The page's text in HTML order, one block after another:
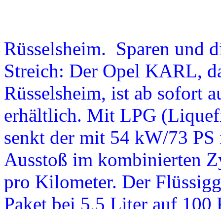
Rüsselsheim. Sparen und
Streich: Der Opel KARL,
Rüsselsheim, ist ab sofort
erhältlich. Mit LPG
senkt der mit 54 kW/73
Ausstoß im kombinierten
pro Kilometer. Der
Paket bei 5,5 Liter auf